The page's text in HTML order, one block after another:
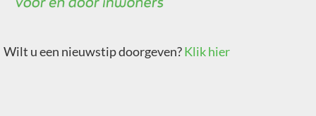
Wilt u een nieuwstip doorgeven?Klik hier